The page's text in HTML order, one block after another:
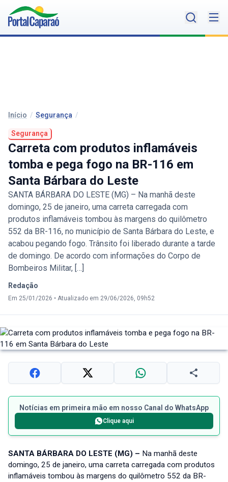
Início / Segurança /
Segurança
Carreta com produtos inflamáveis
tomba e pega fogo na BR-116 em
Santa Bárbara do Leste
SANTA BÁRBARA DO LESTE (MG) – Na manhã deste
domingo, 25 de janeiro, uma carreta carregada com
produtos inflamáveis tombou às margens do quilômetro
552 da BR-116, no município de Santa Bárbara do Leste, e
acabou pegando fogo. Trânsito foi liberado durante a tarde
de domingo. De acordo com informações do Corpo de
Bombeiros Militar, […]
Redação
Em 25/01/2026 • Atualizado em 29/06/2026, 09h52
Notícias em primeira mão em nosso Canal do WhatsApp
Clique aqui
SANTA BÁRBARA DO LESTE (MG) – Na manhã deste
domingo, 25 de janeiro, uma carreta carregada com produtos
inflamáveis tombou às margens do quilômetro 552 da BR-